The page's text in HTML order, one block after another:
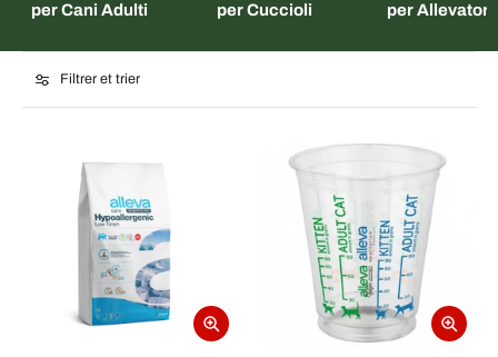
per Cani Adulti
per Cuccioli
per Allevatori
Filtrer et trier